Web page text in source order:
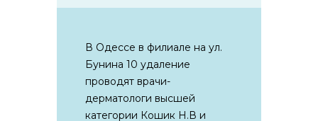
В Одессе в филиале на ул.
Бунина 10 удаление
проводят врачи-
дерматологи высшей
категории Кошик Н.В и